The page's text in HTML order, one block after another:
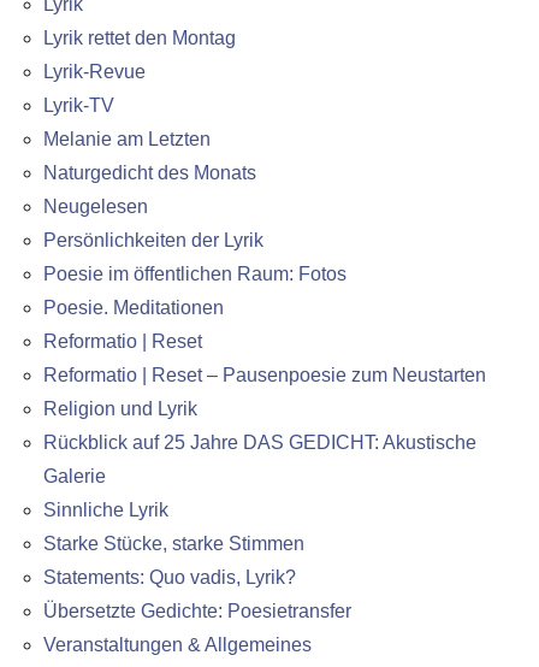
Lyrik
Lyrik rettet den Montag
Lyrik-Revue
Lyrik-TV
Melanie am Letzten
Naturgedicht des Monats
Neugelesen
Persönlichkeiten der Lyrik
Poesie im öffentlichen Raum: Fotos
Poesie. Meditationen
Reformatio | Reset
Reformatio | Reset – Pausenpoesie zum Neustarten
Religion und Lyrik
Rückblick auf 25 Jahre DAS GEDICHT: Akustische
Galerie
Sinnliche Lyrik
Starke Stücke, starke Stimmen
Statements: Quo vadis, Lyrik?
Übersetzte Gedichte: Poesietransfer
Veranstaltungen & Allgemeines